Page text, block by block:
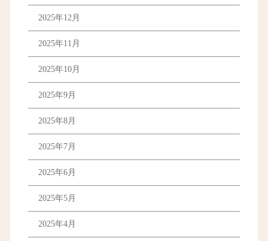
2025年12月
2025年11月
2025年10月
2025年9月
2025年8月
2025年7月
2025年6月
2025年5月
2025年4月